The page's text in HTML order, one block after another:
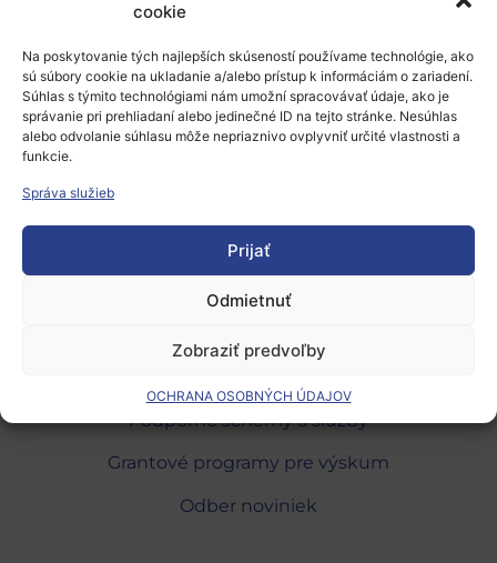
cookie
Na poskytovanie tých najlepších skúseností používame technológie, ako
sú súbory cookie na ukladanie a/alebo prístup k informáciám o zariadení.
Súhlas s týmito technológiami nám umožní spracovávať údaje, ako je
správanie pri prehliadaní alebo jedinečné ID na tejto stránke. Nesúhlas
alebo odvolanie súhlasu môže nepriaznivo ovplyvniť určité vlastnosti a
funkcie.
Správa služieb
Prijať
Odmietnuť
Zobraziť predvoľby
OCHRANA OSOBNÝCH ÚDAJOV
biohospodárstva
Pridaj komentár
Prepáčte, ale pred zanechaním komentára sa musíte
prihlásiť
Podporné schémy a služby
Grantové programy pre výskum
Odber noviniek